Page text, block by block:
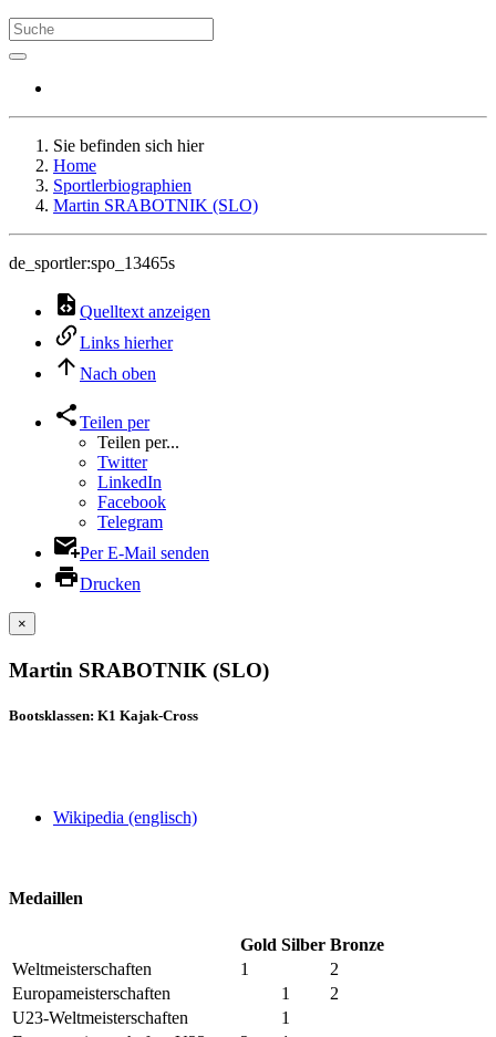
Sie befinden sich hier
Home
Sportlerbiographien
Martin SRABOTNIK (SLO)
de_sportler:spo_13465s
Quelltext anzeigen
Links hierher
Nach oben
Teilen per
Teilen per...
Twitter
LinkedIn
Facebook
Telegram
Per E-Mail senden
Drucken
×
Martin SRABOTNIK (SLO)
Bootsklassen: K1 Kajak-Cross
Wikipedia (englisch)
Medaillen
Gold Silber Bronze
Weltmeisterschaften
1
2
Europameisterschaften
1
2
U23-Weltmeisterschaften
1